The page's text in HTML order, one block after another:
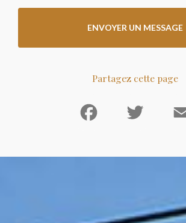
ENVOYER UN MESSAGE
Partagez cette page